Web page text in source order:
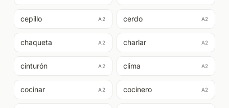
cepillo A2 cerdo A2
chaqueta A2 charlar A2
cinturón A2 clima A2
cocinar A2 cocinero A2